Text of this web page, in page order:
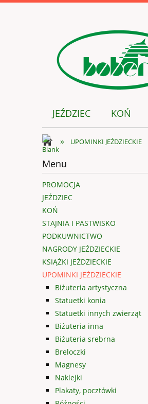
JEŹDZIEC KOŃ
» UPOMINKI JEŹDZIECKIE
Menu
PROMOCJA
JEŹDZIEC
KOŃ
STAJNIA I PASTWISKO
PODKUWNICTWO
NAGRODY JEŹDZIECKIE
KSIĄŻKI JEŹDZIECKIE
UPOMINKI JEŹDZIECKIE
Biżuteria artystyczna
Statuetki konia
Statuetki innych zwierząt
Biżuteria inna
Biżuteria srebrna
Breloczki
Magnesy
Naklejki
Plakaty, pocztówki